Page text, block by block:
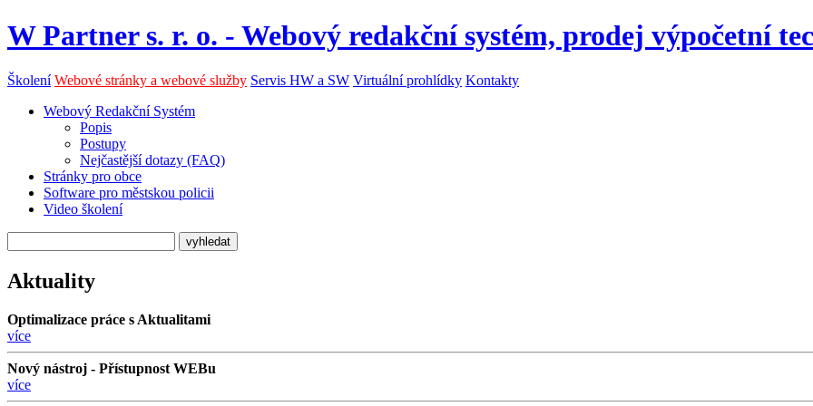
W Partner s. r. o. - Webový redakční systém, prodej výpočetní
Školení Webové stránky a webové služby Servis HW a SW Virtuální prohlídky Kontakty
Webový Redakční Systém
Popis
Postupy
Nejčastější dotazy (FAQ)
Stránky pro obce
Software pro městskou policii
Video školení
Aktuality
Optimalizace práce s Aktualitami
více
Nový nástroj - Přístupnost WEBu
více